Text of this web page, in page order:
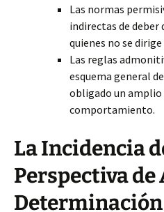
Las normas
indirectas de deber
quienes no se
Las reglas
esquema general
obligado un amplio
comportamiento.
La Incidencia
Perspectiva
Determinación